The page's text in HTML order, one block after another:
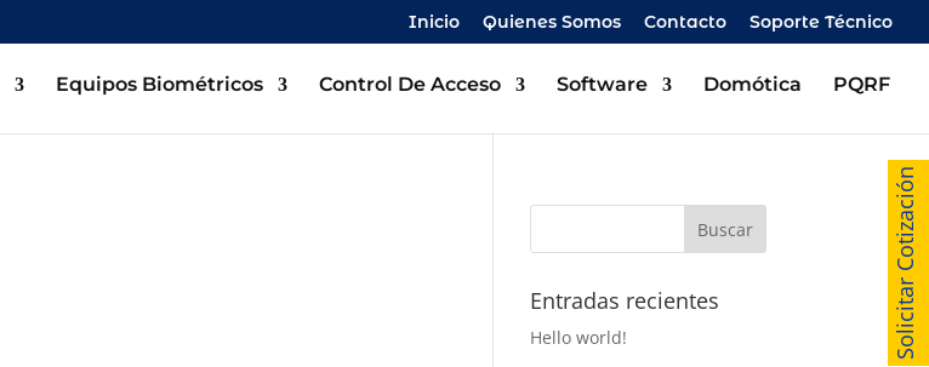
Inicio Quienes Somos Contacto Soporte Técnico
Equipos Biométricos Control De Acceso Software Domótica PQRF
Entradas recientes
Hello world! Solicitar Cotización